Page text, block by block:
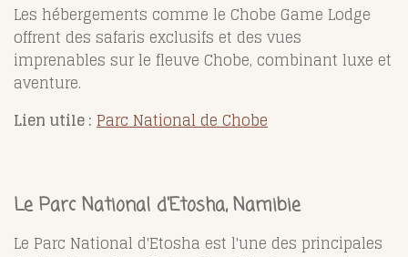
Les hébergements comme le Chobe Game Lodge
offrent des safaris exclusifs et des vues
imprenables sur le fleuve Chobe, combinant luxe et
aventure.
Lien utile : Parc National de Chobe
Le Parc National d'Etosha, Namibie
Le Parc National d'Etosha est l'une des principales